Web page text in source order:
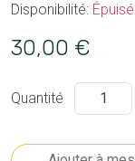
Disponibilité: Épuisé
30,00 €
Quantité